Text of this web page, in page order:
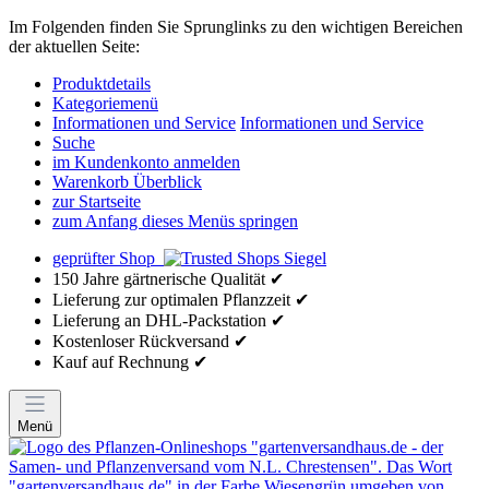
Im Folgenden finden Sie Sprunglinks zu den wichtigen Bereichen
der aktuellen Seite:
Produktdetails
Kategoriemenü
Informationen und Service Informationen und Service
Suche
im Kundenkonto anmelden
Warenkorb Überblick
zur Startseite
zum Anfang dieses Menüs springen
geprüfter Shop
150 Jahre gärtnerische Qualität ✔
Lieferung zur optimalen Pflanzzeit ✔
Lieferung an DHL-Packstation ✔
Kostenloser Rückversand ✔
Kauf auf Rechnung ✔
Menü